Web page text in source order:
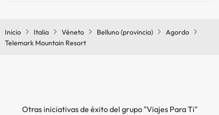
Inicio
Italia Véneto Belluno (provincia)
Agordo
Telemark Mountain Resort
Otras iniciativas de éxito del grupo "Viajes Para Ti"